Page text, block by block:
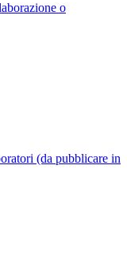
o
(da pubblicare in